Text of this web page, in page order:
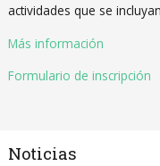
actividades que se
Más información
Formulario de inscripción
Noticias